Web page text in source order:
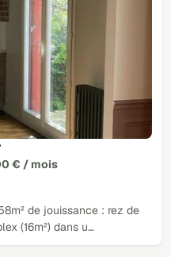
€ / mois
de jouissance : rez de
(16m²) dans u…